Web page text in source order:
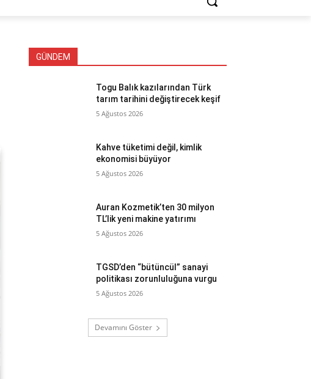
GÜNDEM
Togu Balık kazılarından Türk
tarım tarihini değiştirecek keşif
5 Ağustos 2026
Kahve tüketimi değil, kimlik
ekonomisi büyüyor
5 Ağustos 2026
Auran Kozmetik’ten 30 milyon
TL’lik yeni makine yatırımı
5 Ağustos 2026
TGSD’den “bütüncül” sanayi
politikası zorunluluğuna vurgu
5 Ağustos 2026
Devamını Göster